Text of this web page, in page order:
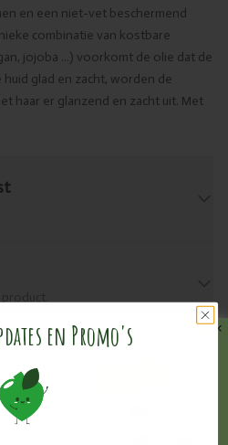
en een niet-vet beschermend
combinatie van kostbare
jojoba ...) voorkomt de olie dat de
glad en zacht, worden de
haar er glanzend en zacht uit. Met
en Promo's